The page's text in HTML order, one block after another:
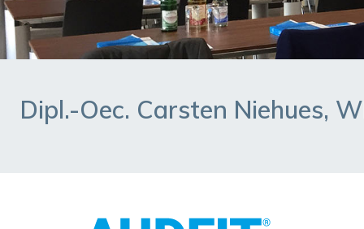
Dipl.-Oec. Carsten Niehues,